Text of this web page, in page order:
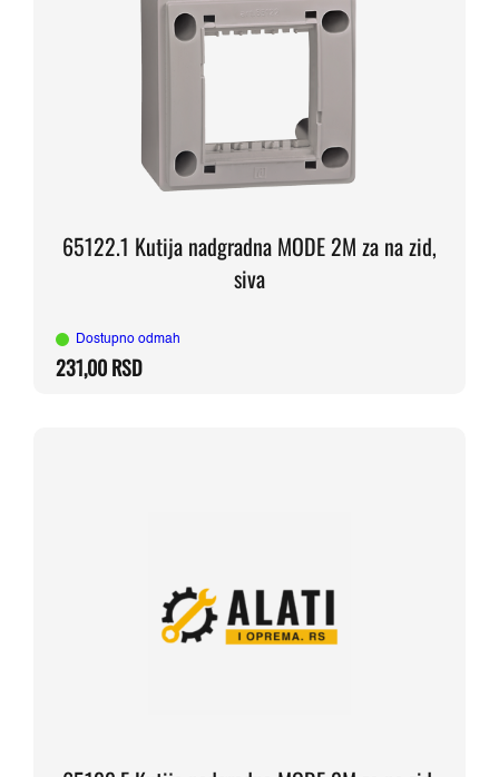
65122.1 Kutija nadgradna MODE 2M za na zid,
siva
Dostupno odmah
231,00RSD